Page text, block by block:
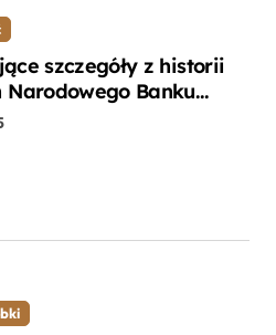
szczegóły z historii
Narodowego Banku
o których mogłeś nie